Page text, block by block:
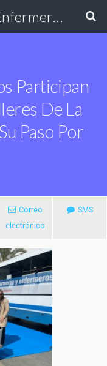
Excmo. Colegio de Enfermería de Cádiz
Participan
De La
Paso Por
Correo
electrónico
SMS